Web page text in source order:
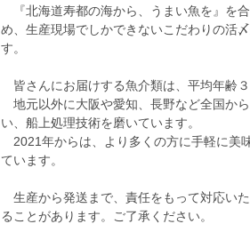
『北海道寿都の海から、うまい魚を』を
め、生産現場でしかできないこだわりの活
す。
皆さんにお届けする魚介類は、平均年齢
地元以外に大阪や愛知、長野など全国か
い、船上処理技術を磨いています。
2021年からは、より多くの方に手軽に美
ています。
生産から発送まで、責任をもって対応い
ることがあります。ご了承ください。